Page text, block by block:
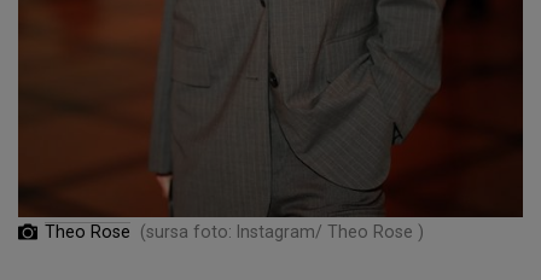
Theo Rose (sursa foto: Instagram/ Theo Rose )